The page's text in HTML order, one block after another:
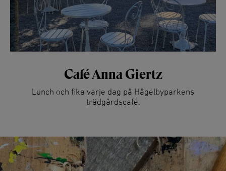
Café Anna Giertz
Lunch och fika varje dag på Hågelbyparkens
trädgårdscafé.